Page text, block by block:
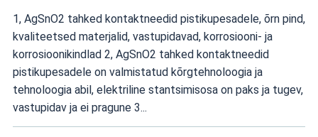
1, AgSnO2 tahked kontaktneedid pistikupesadele, õrn pind,
kvaliteetsed materjalid, vastupidavad, korrosiooni- ja
korrosioonikindlad 2, AgSnO2 tahked kontaktneedid
pistikupesadele on valmistatud kõrgtehnoloogia ja
tehnoloogia abil, elektriline stantsimisosa on paks ja tugev,
vastupidav ja ei pragune 3...